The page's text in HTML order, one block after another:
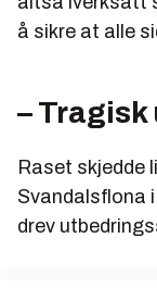
å sikre at alle
– Tragisk
Raset skjedde
Svandalsflona
drev